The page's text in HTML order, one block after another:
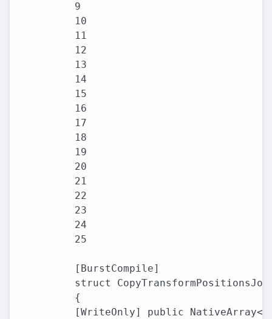
9
10
11
12
13
14
15
16
17
18
19
20
21
22
23
24
25
[BurstCompile]
struct
{
[WriteOnly] public